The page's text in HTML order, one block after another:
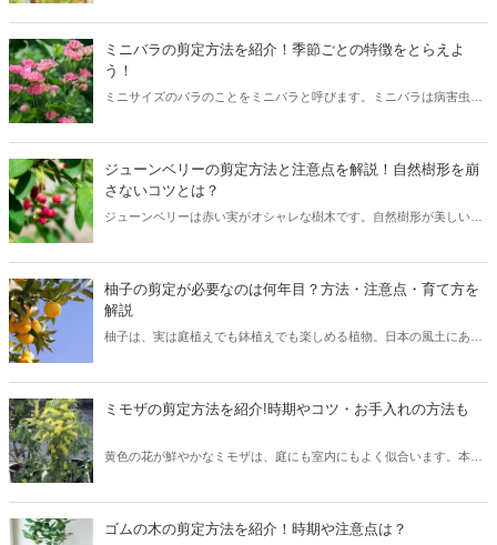
ミニバラの剪定方法を紹介！季節ごとの特徴をとらえよ
う！
ミニサイズのバラのことをミニバラと呼びます。ミニバラは病害虫が
ジューンベリーの剪定方法と注意点を解説！自然樹形を崩
さないコツとは？
ジューンベリーは赤い実がオシャレな樹木です。自然樹形が美しいこ
柚子の剪定が必要なのは何年目？方法・注意点・育て方を
解説
柚子は、実は庭植えでも鉢植えでも楽しめる植物。日本の風土にあっ
ミモザの剪定方法を紹介!時期やコツ・お手入れの方法も
黄色の花が鮮やかなミモザは、庭にも室内にもよく似合います。本記
ゴムの木の剪定方法を紹介！時期や注意点は？